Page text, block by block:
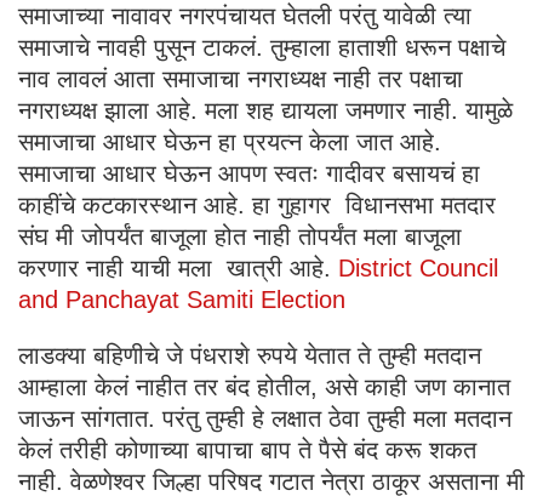
समाजाच्या नावावर नगरपंचायत घेतली परंतु यावेळी त्या
समाजाचे नावही पुसून टाकलं. तुम्हाला हाताशी धरून पक्षाचे
नाव लावलं आता समाजाचा नगराध्यक्ष नाही तर पक्षाचा
नगराध्यक्ष झाला आहे. मला शह द्यायला जमणार नाही. यामुळे
समाजाचा आधार घेऊन हा प्रयत्न केला जात आहे.
समाजाचा आधार घेऊन आपण स्वतः गादीवर बसायचं हा
काहींचे कटकारस्थान आहे. हा गुहागर विधानसभा मतदार
संघ मी जोपर्यंत बाजूला होत नाही तोपर्यंत मला बाजूला
करणार नाही याची मला खात्री आहे. District Council
and Panchayat Samiti Election
लाडक्या बहिणीचे जे पंधराशे रुपये येतात ते तुम्ही मतदान
आम्हाला केलं नाहीत तर बंद होतील, असे काही जण कानात
जाऊन सांगतात. परंतु तुम्ही हे लक्षात ठेवा तुम्ही मला मतदान
केलं तरीही कोणाच्या बापाचा बाप ते पैसे बंद करू शकत
नाही. वेळणेश्वर जिल्हा परिषद गटात नेत्रा ठाकूर असताना मी